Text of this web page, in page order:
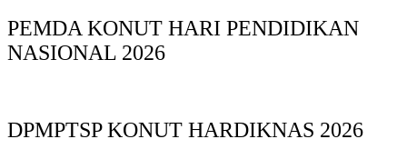
PEMDA KONUT HARI PENDIDIKAN
NASIONAL 2026
DPMPTSP KONUT HARDIKNAS 2026